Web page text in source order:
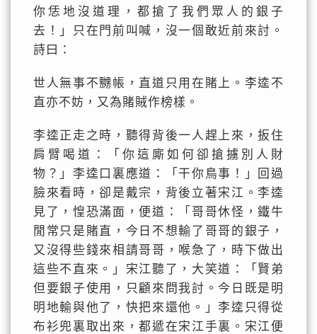
你恁地沒道理，都搶了我們眾人的銀子
去！」只在門前叫喊，沒一個敢近前來討。
詩曰：
世人無事不嬲帳，直道只用在賭上。李逵不
直亦不妨，又為賭賊作榜樣。
李逵正走之時，聽得背後一人趕上來，扳住
肩臂喝道：「你這廝如何卻搶擄別人財
物？」李逵口裏應道：「干你鳥事！」回過
臉來看時，卻是戴宗，背後立著宋江。李逵
見了，惶恐滿面，便道：「哥哥休怪，鐵牛
閒常只是賭直，今日不想輸了哥哥的銀子，
又沒得些錢來相請哥哥，喉急了，時下做出
這些不直來。」宋江聽了，大笑道：「賢弟
但要銀子使用，只顧來問我討。今日既是明
明地輸與他了，快把來還他。」李逵只得從
布衫兜裏取出來，都遞在宋江手裏。宋江便